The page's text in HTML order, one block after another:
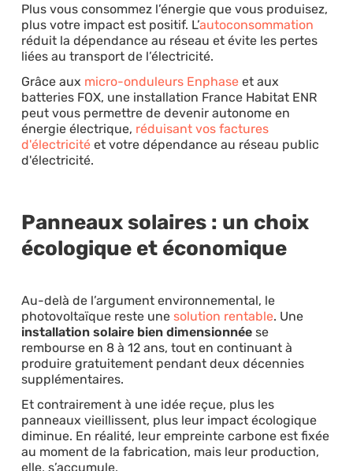
Plus vous consommez l’énergie que vous produisez,
plus votre impact est positif. L’autoconsommation
réduit la dépendance au réseau et évite les pertes
liées au transport de l’électricité.
Grâce aux micro-onduleurs Enphaseet aux
batteries FOX, une installation France Habitat ENR
peut vous permettre de devenir autonome en
énergie électrique, réduisant vos factures
d'électricitéet votre dépendance au réseau public
d'électricité.
Panneaux solaires : un choix
écologique et économique
Au-delà de l’argument environnemental, le
photovoltaïque reste une solution rentable. Une
installation solaire bien dimensionnéese
rembourse en 8 à 12 ans, tout en continuant à
produire gratuitement pendant deux décennies
supplémentaires.
Et contrairement à une idée reçue, plus les
panneaux vieillissent, plus leur impact écologique
diminue. En réalité, leur empreinte carbone est fixée
au moment de la fabrication, mais leur production,
elle, s’accumule.